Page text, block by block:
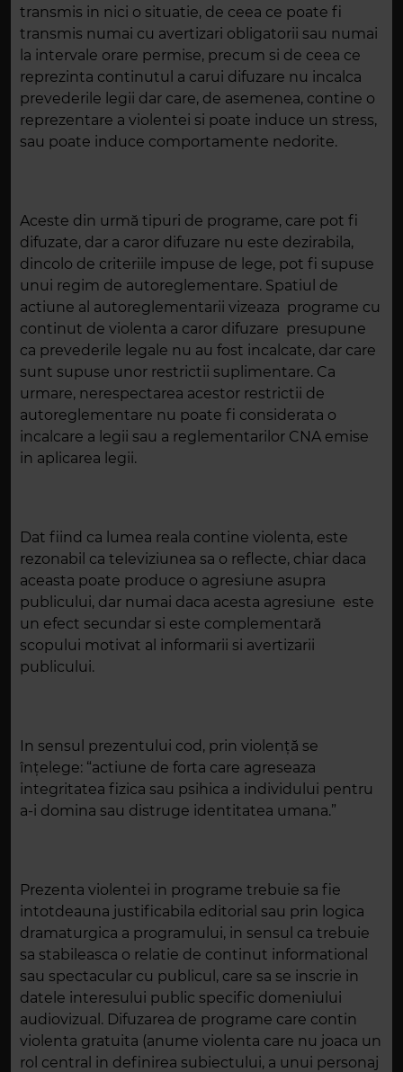
transmis in nici o situatie, de ceea ce poate fi
transmis numai cu avertizari obligatorii sau numai
la intervale orare permise, precum si de ceea ce
reprezinta continutul a carui difuzare nu incalca
prevederile legii dar care, de asemenea, contine o
reprezentare a violentei si poate induce un stress,
sau poate induce comportamente nedorite.
Aceste din urmă tipuri de programe, care pot fi
difuzate, dar a caror difuzare nu este dezirabila,
dincolo de criteriile impuse de lege, pot fi supuse
unui regim de autoreglementare. Spatiul de
actiune al autoreglementarii vizeaza programe cu
continut de violenta a caror difuzare presupune
ca prevederile legale nu au fost incalcate, dar care
sunt supuse unor restrictii suplimentare. Ca
urmare, nerespectarea acestor restrictii de
autoreglementare nu poate fi considerata o
incalcare a legii sau a reglementarilor CNA emise
in aplicarea legii.
Dat fiind ca lumea reala contine violenta, este
rezonabil ca televiziunea sa o reflecte, chiar daca
aceasta poate produce o agresiune asupra
publicului, dar numai daca acesta agresiune este
un efect secundar si este complementară
scopului motivat al informarii si avertizarii
publicului.
In sensul prezentului cod, prin violență se
înțelege: “actiune de forta care agreseaza
integritatea fizica sau psihica a individului pentru
a-i domina sau distruge identitatea umana.”
Prezenta violentei in programe trebuie sa fie
intotdeauna justificabila editorial sau prin logica
dramaturgica a programului, in sensul ca trebuie
sa stabileasca o relatie de continut informational
sau spectacular cu publicul, care sa se inscrie in
datele interesului public specific domeniului
audiovizual. Difuzarea de programe care contin
violenta gratuita (anume violenta care nu joaca un
rol central in definirea subiectului, a unui personaj